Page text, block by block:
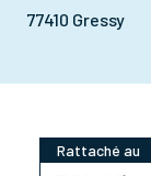
77410 Gressy
Rattaché au